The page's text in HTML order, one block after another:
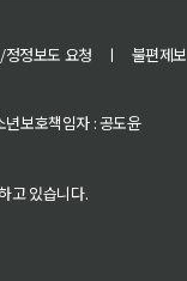
정정보도 요청 ㅣ 불편제보
년보호책임자 : 공도윤
고 있습니다.